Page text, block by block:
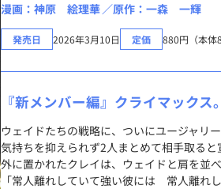
漫画：神原 絵理華 原作：一森 一輝
発売日 2026年3月10日 定価 880円（本体
『新メンバー編』クライマック
ウェイドたちの戦略に、ついにユージャリ
気持ちを抑えられず2人まとめて相手取る
外に置かれたクレイは、ウェイドと肩を並
「常人離れしていて強い彼には 常人離れ